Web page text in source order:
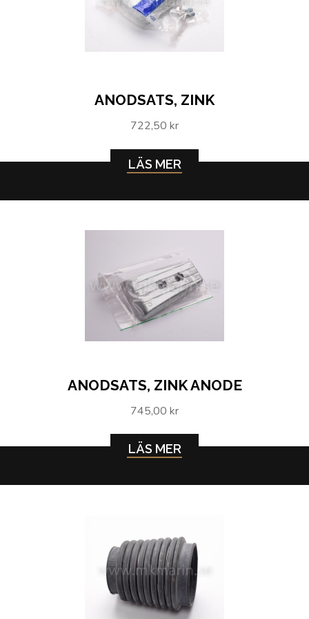
ANODSATS, ZINK
722,50 kr
LÄS MER
ANODSATS, ZINK ANODE
745,00 kr
LÄS MER